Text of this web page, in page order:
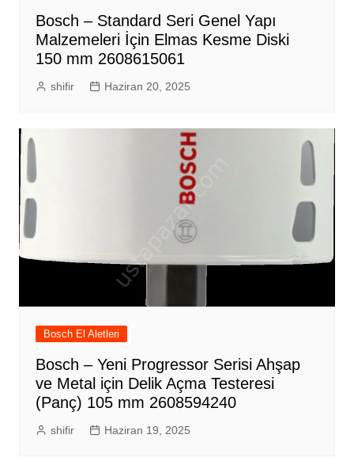
Bosch – Standard Seri Genel Yapı
Malzemeleri İçin Elmas Kesme Diski
150 mm 2608615061
shifir Haziran 20, 2025
Bosch El Aletleri
Bosch – Yeni Progressor Serisi Ahşap
ve Metal için Delik Açma Testeresi
(Panç) 105 mm 2608594240
shifir Haziran 19, 2025